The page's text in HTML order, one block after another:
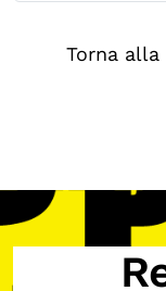
Chi siamo
Biblioteca
Mostre
Torna